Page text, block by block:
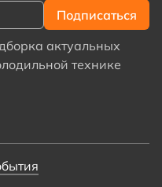
актуальных
технике